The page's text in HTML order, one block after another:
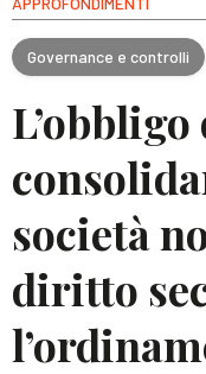
Governance e controlli
L’obbligo
società
diritto